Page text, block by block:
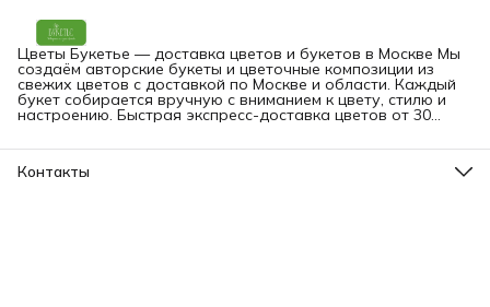
Цветы Букетье — доставка цветов и букетов в Москве Мы
создаём авторские букеты и цветочные композиции из
свежих цветов с доставкой по Москве и области. Каждый
букет собирается вручную с вниманием к цвету, стилю и
настроению. Быстрая экспресс-доставка цветов от 30
заказать букет онлайн в любое время.
Контакты